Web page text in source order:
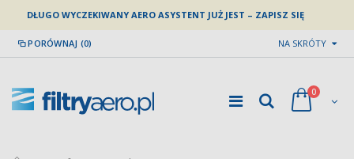
DŁUGO WYCZEKIWANY AERO ASYSTENT JUŻ JEST – ZAPISZ SIĘ
PORÓWNAJ (0) NA SKRÓTY
0